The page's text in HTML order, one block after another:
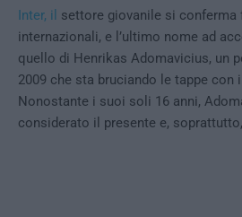
Inter, il settore giovanile si conferma
internazionali, e l’ultimo nome ad
quello di Henrikas Adomavicius, un
2009 che sta bruciando le tappe con
Nonostante i suoi soli 16 anni,
considerato il presente e,